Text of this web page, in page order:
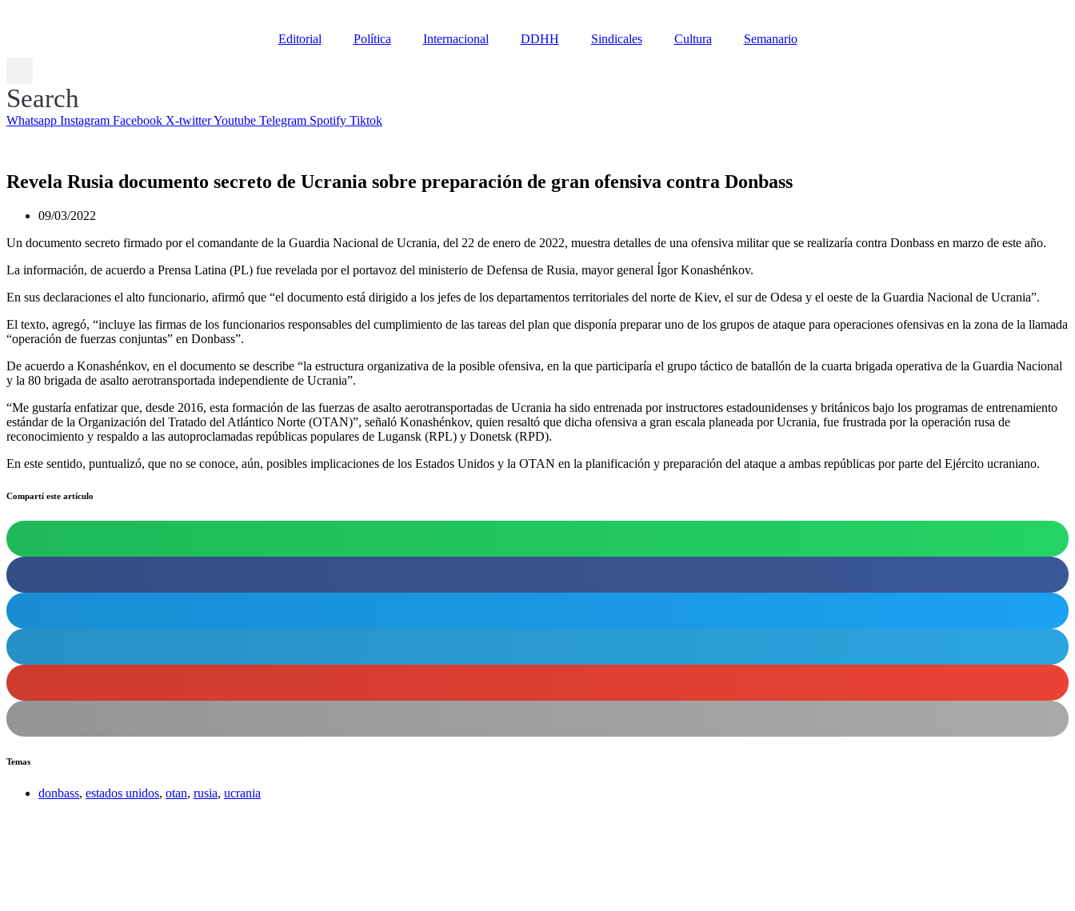
Editorial Política Internacional DDHH Sindicales Cultura Semanario
Search
Whatsapp Instagram Facebook X-twitterYoutube Telegram Spotify Tiktok
Revela Rusia documento secreto de Ucrania sobre preparación de gran ofensiva contra Donbass
09/03/2022
Un documento secreto firmado por el comandante de la Guardia Nacional de Ucrania, del 22 de enero de 2022, muestra detalles de una ofensiva militar que se realizaría contra Donbass en marzo de este año.
La información, de acuerdo a Prensa Latina (PL) fue revelada por el portavoz del ministerio de Defensa de Rusia, mayor general Ígor Konashénkov.
En sus declaraciones el alto funcionario, afirmó que “el documento está dirigido a los jefes de los departamentos territoriales del norte de Kiev, el sur de Odesa y el oeste de la Guardia Nacional de Ucrania”.
El texto, agregó, “incluye las firmas de los funcionarios responsables del cumplimiento de las tareas del plan que disponía preparar uno de los grupos de ataque para operaciones ofensivas en la zona de la llamada
“operación de fuerzas conjuntas” en Donbass”.
De acuerdo a Konashénkov, en el documento se describe “la estructura organizativa de la posible ofensiva, en la que participaría el grupo táctico de batallón de la cuarta brigada operativa de la Guardia Nacional
y la 80 brigada de asalto aerotransportada independiente de Ucrania”.
“Me gustaría enfatizar que, desde 2016, esta formación de las fuerzas de asalto aerotransportadas de Ucrania ha sido entrenada por instructores estadounidenses y británicos bajo los programas de entrenamiento
estándar de la Organización del Tratado del Atlántico Norte (OTAN)”, señaló Konashénkov, quien resaltó que dicha ofensiva a gran escala planeada por Ucrania, fue frustrada por la operación rusa de
reconocimiento y respaldo a las autoproclamadas repúblicas populares de Lugansk (RPL) y Donetsk (RPD).
En este sentido, puntualizó, que no se conoce, aún, posibles implicaciones de los Estados Unidos y la OTAN en la planificación y preparación del ataque a ambas repúblicas por parte del Ejército ucraniano.
Compartí este artículo
Temas
donbass, estados unidos, otan, rusia, ucrania